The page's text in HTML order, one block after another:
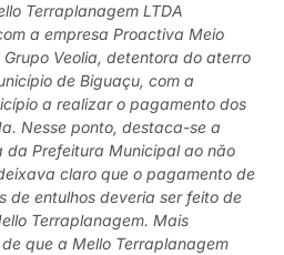
Terraplanagem LTDA
a empresa Proactiva Meio
Veolia, detentora do aterro
de Biguaçu, com a
a realizar o pagamento dos
Nesse ponto, destaca-se a
da Prefeitura Municipal ao não
claro que o pagamento de
de entulhos deveria ser feito de
Terraplanagem. Mais
que a Mello Terraplanagem